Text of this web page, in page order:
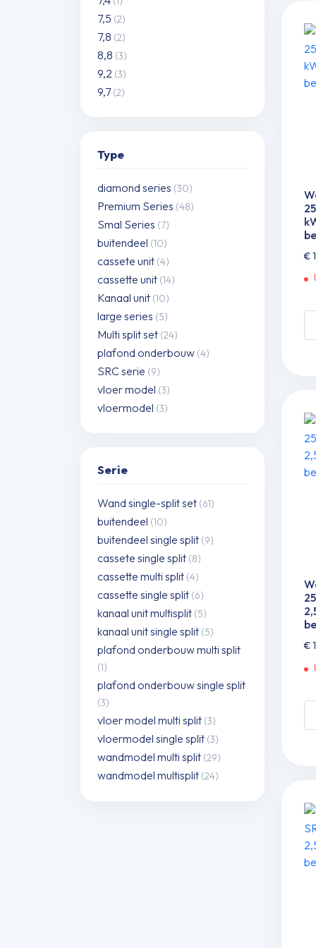
7,5 (2)
7,8 (2)
8,8 (3)
9,2 (3)
9,7 (2)
Type
diamond series (30)
Premium Series (48)
Smal Series (7)
buitendeel (10)
cassete unit (4)
cassette unit (14)
Kanaal unit (10)
large series (5)
Multi split set (24)
plafond onderbouw (4)
SRC serie (9)
vloer model (3)
vloermodel (3)
Serie
Wand single-split set (61)
buitendeel (10)
buitendeel single split (9)
cassete single split (8)
cassette multi split (4)
cassette single split (6)
kanaal unit multisplit (5)
kanaal unit single split (5)
plafond onderbouw multi split
(1)
plafond onderbouw single split
(3)
vloer model multi split (3)
vloermodel single split (3)
wandmodel multi split (29)
wandmodel multisplit (24)
7,1
kW
€
25
€
25